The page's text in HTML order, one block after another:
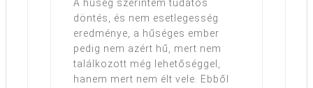
A hűség szerintem tudatos
döntés, és nem esetlegesség
eredménye, a hűséges ember
pedig nem azért hű, mert nem
találkozott még lehetőséggel,
hanem mert nem élt vele. Ebből